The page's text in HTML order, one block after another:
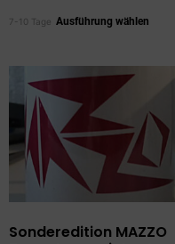
7-10 Tage Ausführung wählen
Sonderedition MAZZO